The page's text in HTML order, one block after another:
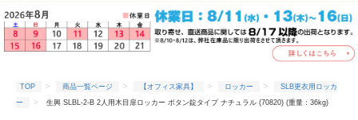
TOP 商品一覧ページ 【オフィス家具】 ロッカー
SLB更衣用ロッカ
ー
生興 SLBL-2-B 2人用木目扉ロッカー ボタン錠タイプ ナチュラル (70820) (重量：36kg)